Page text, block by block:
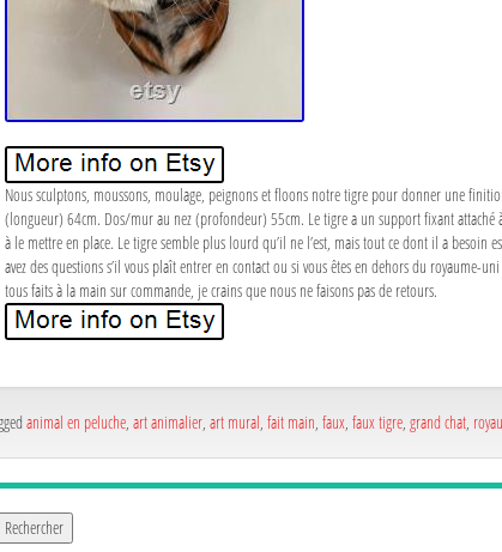
Nous sculptons, moussons, moulage, peignons et floons notre tigre pour donner une
(longueur) 64cm. Dos/mur au nez (profondeur) 55cm. Le tigre a un support fixant attaché
à le mettre en place. Le tigre semble plus lourd qu’il ne l’est, mais tout ce dont il a
avez des questions s’il vous plaît entrer en contact ou si vous êtes en dehors du royaume-
tous faits à la main sur commande, je crains que nous ne faisons pas de retours.
animal en peluche art animalier art mural fait main faux faux tigre grand chat